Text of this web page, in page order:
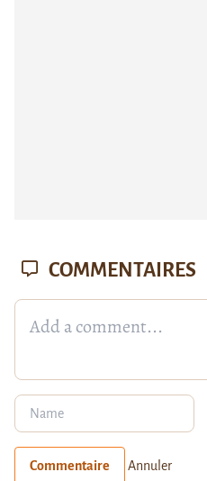
COMMENTAIRES
Commentaire Annuler